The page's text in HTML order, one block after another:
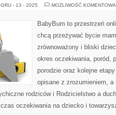
GRU - 13 - 2025 MOŻLIWOŚĆ
BabyBum to przestrzeń
chcą przeżywać bycie
zrównoważony i bliski
okres oczekiwania, poród,
porodzie oraz kolejne
opisane z zrozumieniem,
rodziców i Rodzicielstwo a
oczekiwania na dziecko i